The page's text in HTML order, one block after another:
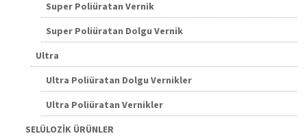
Super Poliüratan Vernik
Super Poliüratan Dolgu Vernik
Ultra
Ultra Poliüratan Dolgu Vernikler
Ultra Poliüratan Vernikler
SELÜLOZİK ÜRÜNLER